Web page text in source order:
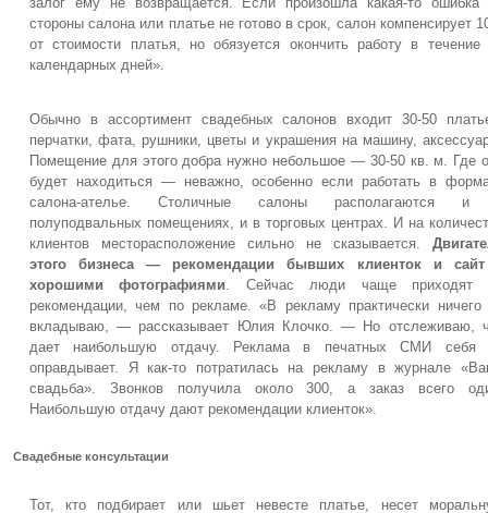
стороны салона или платье не готово в срок, салон компенсирует
от стоимости платья, но обязуется окончить работу в течение
календарных дней».
Обычно в ассортимент свадебных салонов входит 30-50
перчатки, фата, рушники, цветы и украшения на машину,
Помещение для этого добра нужно небольшое — 30-50 кв. м. Где
будет находиться — неважно, особенно если работать в
салона-ателье. Столичные салоны располагаются
полуподвальных помещениях, и в торговых центрах. И на
клиентов месторасположение сильно не сказывается.
этого бизнеса — рекомендации бывших клиенток и
хорошими фотографиями . Сейчас люди чаще приходят
рекомендации, чем по рекламе. «В рекламу практически ничего
вкладываю, — рассказывает Юлия Клочко. — Но отслеживаю,
дает наибольшую отдачу. Реклама в печатных СМИ себя
оправдывает. Я как-то потратилась на рекламу в журнале
свадьба». Звонков получила около 300, а заказ всего
Наибольшую отдачу дают рекомендации клиенток».
Свадебные консультации
Тот, кто подбирает или шьет невесте платье, несет